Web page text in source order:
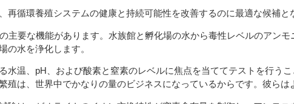
再循環養殖システムの健康と持続可能性を改善するのに最適な候補と
主要な機能があります。水族館と孵化場の水から毒性レベルのアン
の水を浄化します。
水温、pH、および酸素と窒素のレベルに焦点を当ててテストを行うこ
殖は、世界中でかなりの量のビジネスになっているからです。彼らは